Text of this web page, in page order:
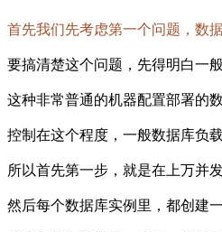
首先我们先考虑第一个问题，数
要搞清楚这个问题，先得明白一
这种非常普通的机器配置部署的
控制在这个程度，一般数据库负
所以首先第一步，就是在上万并
然后每个数据库实例里，都创建